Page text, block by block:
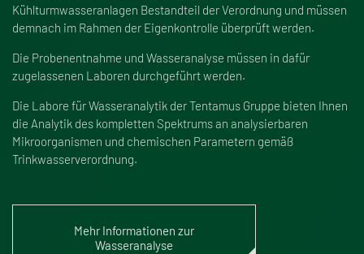
Kühlturmwasseranlagen Bestandteil der Verordnung und müssen
demnach im Rahmen der Eigenkontrolle überprüft werden.
Die Probenentnahme und Wasseranalyse müssen in dafür
zugelassenen Laboren durchgeführt werden.
Die Labore für Wasseranalytik der Tentamus Gruppe bieten Ihnen
die Analytik des kompletten Spektrums an analysierbaren
Mikroorganismen und chemischen Parametern gemäß
Trinkwasserverordnung.
Mehr Informationen zur
Wasseranalyse